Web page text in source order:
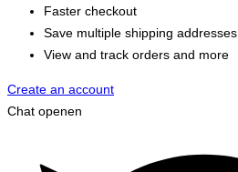
Faster checkout
Save multiple shipping addresses
View and track orders and more
Create an account
Chat openen